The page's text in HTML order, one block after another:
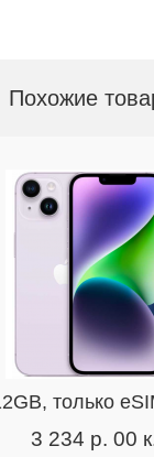
Похожие
только
3 234 р. 00